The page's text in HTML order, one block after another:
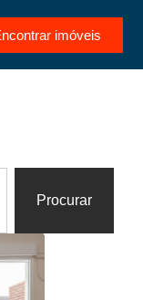
imóveis
Procurar